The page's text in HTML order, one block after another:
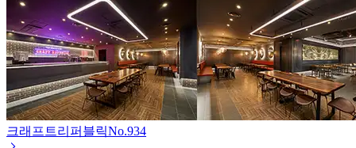
크래프트리퍼블릭No.934